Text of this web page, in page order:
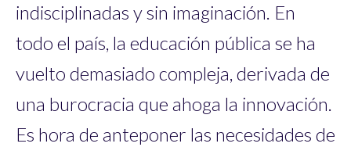
indisciplinadas y sin imaginación. En
todo el país, la educación pública se ha
vuelto demasiado compleja, derivada de
una burocracia que ahoga la innovación.
Es hora de anteponer las necesidades de